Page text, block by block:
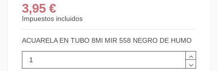
3,95 €
Impuestos incluidos
ACUARELA EN TUBO 8Ml MIR 558 NEGRO DE HUMO